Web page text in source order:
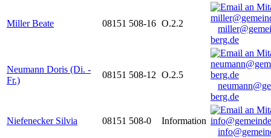
Miller Beate 08151 508-16 O.2.2
berg.de
Neumann Doris (Di. -
Fr.)
08151 508-12 O.2.5
berg.de
Niefenecker Silvia 08151 508-0
Information